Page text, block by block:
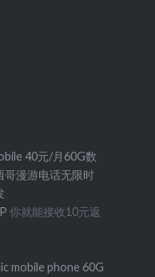
40元/月60G数
哥漫游电话无限时
你就能接收10元返
mobile phone 60G